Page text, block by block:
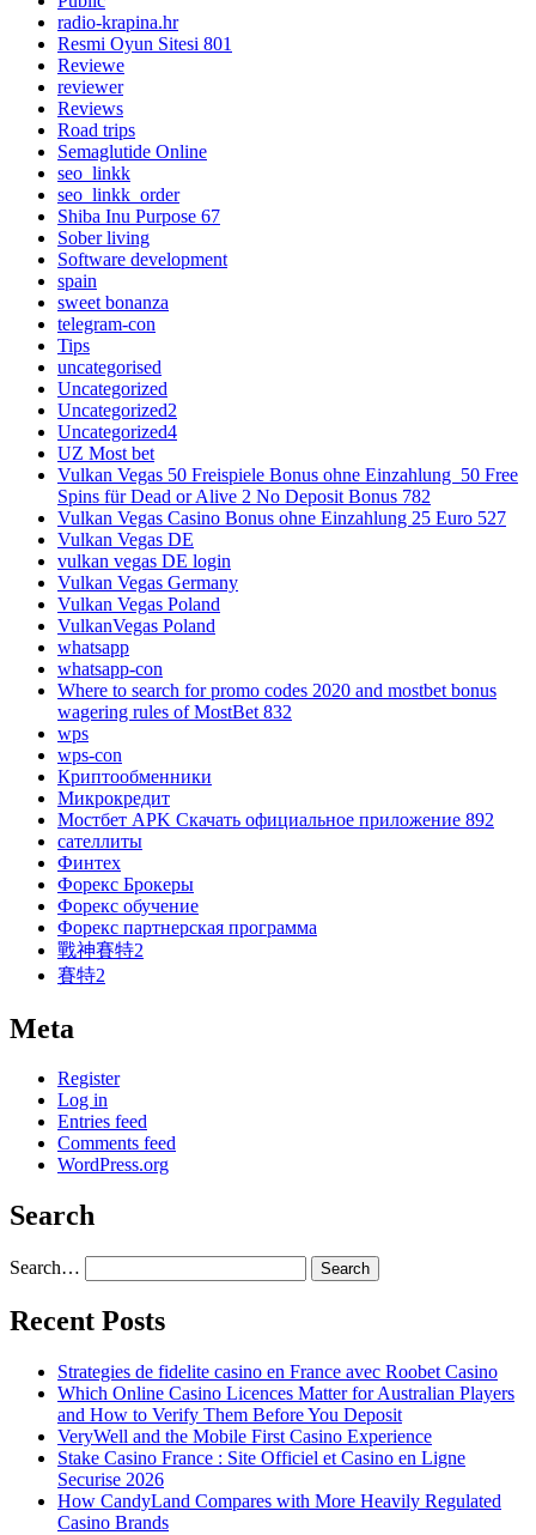
radio-krapina.hr
Resmi Oyun Sitesi 801
Reviewe
reviewer
Reviews
Road trips
Semaglutide Online
seo_linkk
seo_linkk_order
Shiba Inu Purpose 67
Sober living
Software development
spain
sweet bonanza
telegram-con
Tips
uncategorised
Uncategorized
Uncategorized2
Uncategorized4
UZ Most bet
Vulkan Vegas 50 Freispiele Bonus ohne Einzahlung ️ 50 Free
Spins für Dead or Alive 2 No Deposit Bonus 782
Vulkan Vegas Casino Bonus ohne Einzahlung 25 Euro 527
Vulkan Vegas DE
vulkan vegas DE login
Vulkan Vegas Germany
Vulkan Vegas Poland
VulkanVegas Poland
whatsapp
whatsapp-con
Where to search for promo codes 2020 and mostbet bonus
wagering rules of MostBet 832
wps
wps-con
Криптообменники
Микрокредит
Мостбет APK Скачать официальное приложение 892
сателлиты
Финтех
Форекс Брокеры
Форекс обучение
Форекс партнерская программа
戰神賽特2
賽特2
Meta
Register
Log in
Entries feed
Comments feed
WordPress.org
Search
Search…
Recent Posts
Strategies de fidelite casino en France avec Roobet Casino
Which Online Casino Licences Matter for Australian Players
and How to Verify Them Before You Deposit
VeryWell and the Mobile First Casino Experience
Stake Casino France : Site Officiel et Casino en Ligne
Securise 2026
How CandyLand Compares with More Heavily Regulated
Casino Brands